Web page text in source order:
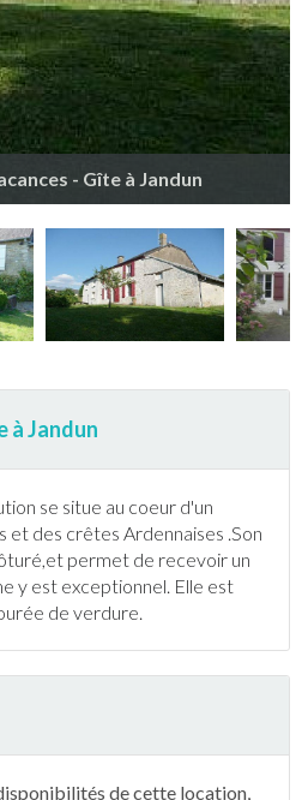
- Gîte à Jandun
à Jandun
se situe au coeur d'un
et des crêtes Ardennaises .Son
permet de recevoir un
y est exceptionnel. Elle est
de verdure.
de cette location,